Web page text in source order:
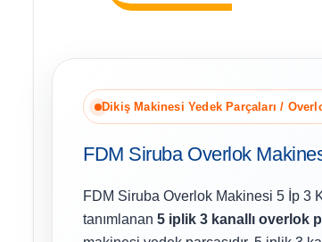
Dikiş Makinesi Yedek Parçaları /
FDM Siruba Overlok
FDM Siruba Overlok Makinesi 5 İp 3
tanımlanan 5 iplik 3 kanallı overlok